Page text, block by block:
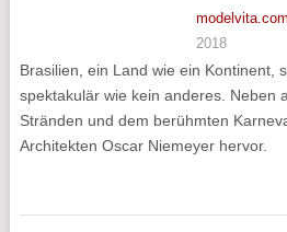
2018
Brasilien, ein Land wie ein Kontinent,
spektakulär wie kein anderes. Neben
Stränden und dem berühmten
Architekten Oscar Niemeyer hervor.